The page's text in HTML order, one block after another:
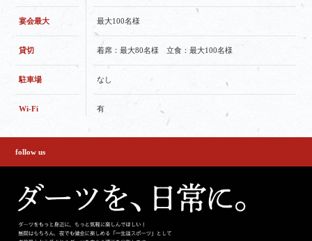
宴会最大 最大100名様
貸切 着席：最大80名様 立食：最大100名様
駐車場 なし
Wi-Fi 有
follow us